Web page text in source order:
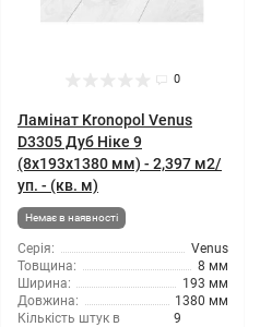
0
Ламінат Kronopol Venus
D3305 Дуб Ніке 9
(8x193x1380 мм) - 2,397 м2/
уп. - (кв. м)
Немає в наявності
Серія:
Venus
Товщина:
8 мм
Ширина:
193 мм
Довжина:
1380 мм
Кількість штук в
9